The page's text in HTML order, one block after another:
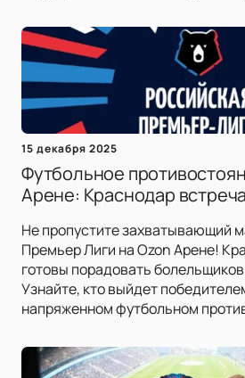
15 декабря 2025
Футбольное
Арене: Краснодар
Не пропустите захватывающий
Премьер Лиги на Ozon Арене!
готовы порадовать
Узнайте, кто выйдет
напряженном футбольном